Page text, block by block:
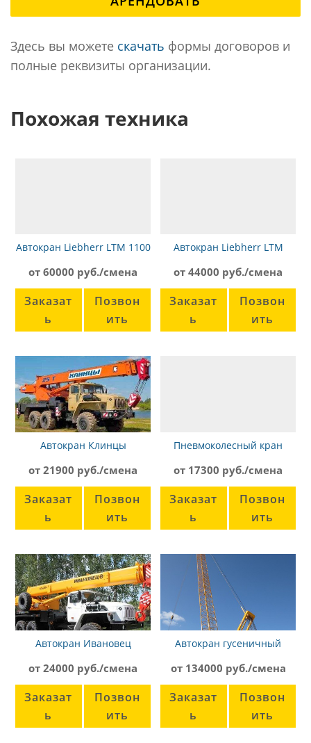
Здесь вы можете скачать формы договоров и
полные реквизиты организации.
Похожая техника
Автокран Liebherr LTM 1100
от 60000 руб./смена
Заказат
ь
Позвон
ить
Автокран Liebherr LTM
от 44000 руб./смена
Заказат
ь
Позвон
ить
Автокран Клинцы
от 21900 руб./смена
Заказат
ь
Позвон
ить
Пневмоколесный кран
от 17300 руб./смена
Заказат
ь
Позвон
ить
Автокран Ивановец
от 24000 руб./смена
Заказат
ь
Позвон
ить
Автокран гусеничный
от 134000 руб./смена
Заказат
ь
Позвон
ить